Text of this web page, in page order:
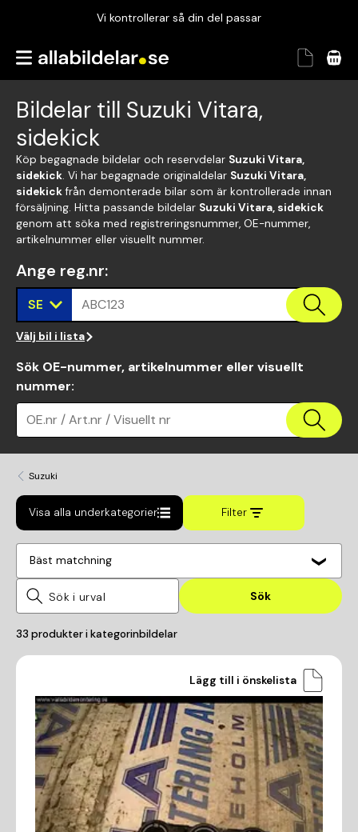
Vi kontrollerar så din del passar
Garanterad passform
Vi kontrollerar så din del passar
Bildelar till Suzuki Vitara,
sidekick
Köp begagnade bildelar och reservdelar Suzuki Vitara,
sidekick. Vi har begagnade originaldelar Suzuki Vitara,
sidekickfrån demonterade bilar som är kontrollerade innan
försäljning. Hitta passande bildelar Suzuki Vitara, sidekick
genom att söka med registreringsnummer, OE-nummer,
artikelnummer eller visuellt nummer.
Ange reg.nr:
SE ABC123
Välj bil i lista
Sök OE-nummer, artikelnummer eller visuellt
nummer:
OE.nr / Art.nr / Visuellt nr
Suzuki
Visa alla underkategorier Filter
Bäst matchning
Sök
33 produkter i kategorinbildelar
Lägg till i önskelista